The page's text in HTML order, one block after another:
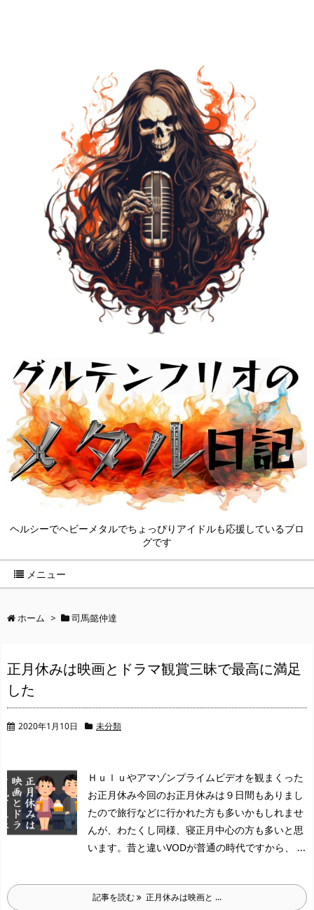
ヘルシーでヘビーメタルでちょっぴりアイドルも応援しているブロ
グです
メニュー
ホーム > 司馬懿仲達
正月休みは映画とドラマ観賞三昧で最高に満足
した
2020年1月10日 未分類
Ｈｕｌｕやアマゾンプライムビデオを観まくった
お正月休み今回のお正月休みは９日間もありまし
たので旅行などに行かれた方も多いかもしれませ
んが、わたくし同様、寝正月中心の方も多いと思
います。 昔と違いVODが普通の時代ですから、 ...
記事を読む 正月休みは映画と ...